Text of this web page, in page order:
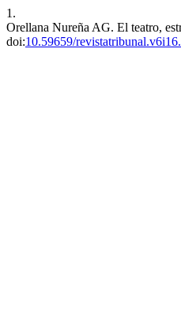
1.
Orellana Nureña AG. El teatro,
doi:10.59659/